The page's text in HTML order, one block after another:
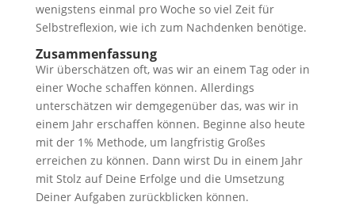
wenigstens einmal pro Woche so viel Zeit für
Selbstreflexion, wie ich zum Nachdenken benötige.
Zusammenfassung
Wir überschätzen oft, was wir an einem Tag oder in
einer Woche schaffen können. Allerdings
unterschätzen wir demgegenüber das, was wir in
einem Jahr erschaffen können. Beginne also heute
mit der 1% Methode, um langfristig Großes
erreichen zu können. Dann wirst Du in einem Jahr
mit Stolz auf Deine Erfolge und die Umsetzung
Deiner Aufgaben zurückblicken können.